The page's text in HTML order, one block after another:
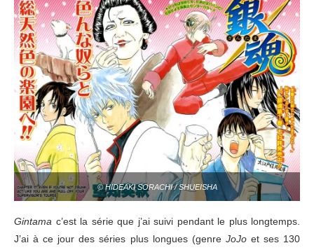
© HIDEAKI SORACHI / SHUEISHA
Gintama c’est la série que j’ai suivi pendant le plus longtemps.
J’ai à ce jour des séries plus longues (genre JoJoet ses 130